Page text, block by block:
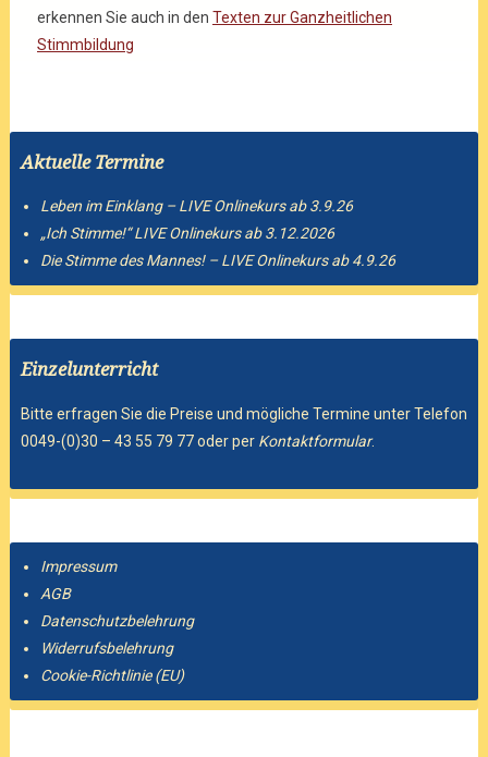
erkennen Sie auch in den Texten zur Ganzheitlichen
Stimmbildung
Aktuelle Termine
Leben im Einklang – LIVE Onlinekurs ab 3.9.26
„Ich Stimme!“ LIVE Onlinekurs ab 3.12.2026
Die Stimme des Mannes! – LIVE Onlinekurs ab 4.9.26
Einzelunterricht
Bitte erfragen Sie die Preise und mögliche Termine unter Telefon
0049-(0)30 – 43 55 79 77 oder per Kontaktformular.
Impressum
AGB
Datenschutzbelehrung
Widerrufsbelehrung
Cookie-Richtlinie (EU)